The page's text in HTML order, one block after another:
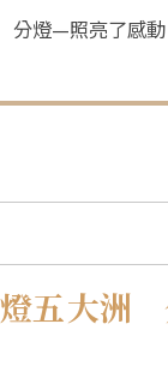
分燈—照亮了感動
燈五 大